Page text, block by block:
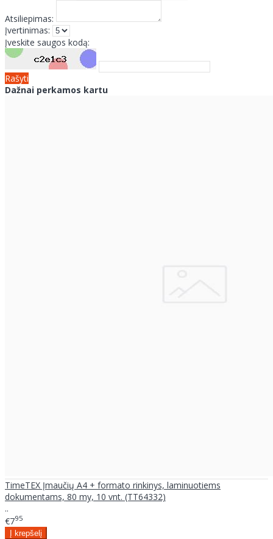
Atsiliepimas:
Įvertinimas:
Įveskite saugos kodą:
Rašyti
Dažnai perkamos kartu
TimeTEX Įmaučių A4 + formato rinkinys, laminuotiems
dokumentams, 80 my, 10 vnt. (TT64332)
..
€795